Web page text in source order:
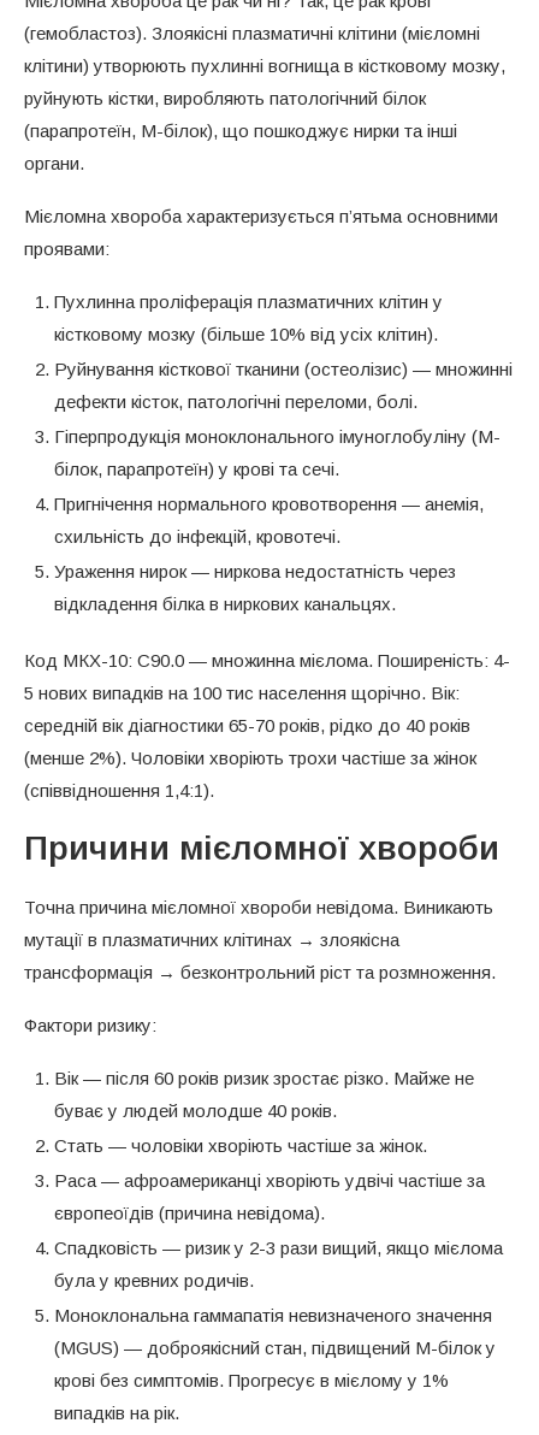
(гемобластоз). Злоякісні плазматичні клітини (мієломні
клітини) утворюють пухлинні вогнища в кістковому мозку,
руйнують кістки, виробляють патологічний білок
(парапротеїн, М-білок), що пошкоджує нирки та інші
органи.
Мієломна хвороба характеризується п’ятьма основними
проявами:
Пухлинна проліферація плазматичних клітин у
кістковому мозку (більше 10% від усіх клітин).
Руйнування кісткової тканини (остеолізис) — множинні
дефекти кісток, патологічні переломи, болі.
Гіперпродукція моноклонального імуноглобуліну (М-
білок, парапротеїн) у крові та сечі.
Пригнічення нормального кровотворення — анемія,
схильність до інфекцій, кровотечі.
Ураження нирок — ниркова недостатність через
відкладення білка в ниркових канальцях.
Код МКХ-10: C90.0 — множинна мієлома. Поширеність: 4-
5 нових випадків на 100 тис населення щорічно. Вік:
середній вік діагностики 65-70 років, рідко до 40 років
(менше 2%). Чоловіки хворіють трохи частіше за жінок
(співвідношення 1,4:1).
Причини мієломної хвороби
Точна причина мієломної хвороби невідома. Виникають
мутації в плазматичних клітинах → злоякісна
трансформація → безконтрольний ріст та розмноження.
Фактори ризику:
Вік — після 60 років ризик зростає різко. Майже не
буває у людей молодше 40 років.
Стать — чоловіки хворіють частіше за жінок.
Раса — афроамериканці хворіють удвічі частіше за
європеоїдів (причина невідома).
Спадковість — ризик у 2-3 рази вищий, якщо мієлома
була у кревних родичів.
Моноклональна гаммапатія невизначеного значення
(MGUS) — доброякісний стан, підвищений М-білок у
крові без симптомів. Прогресує в мієлому у 1%
випадків на рік.